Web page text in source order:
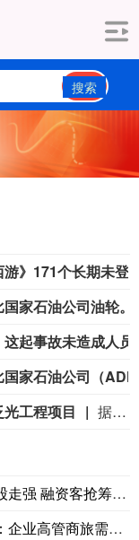
搜索
工程项目 据“星光股份”公众号消息，近日，星光股份成功中标龙星控股总部泛光工程项目。
资客抢筹股曝光（名
商旅需求专业度验证